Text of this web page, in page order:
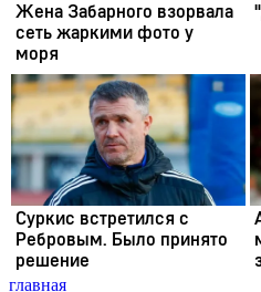
главная